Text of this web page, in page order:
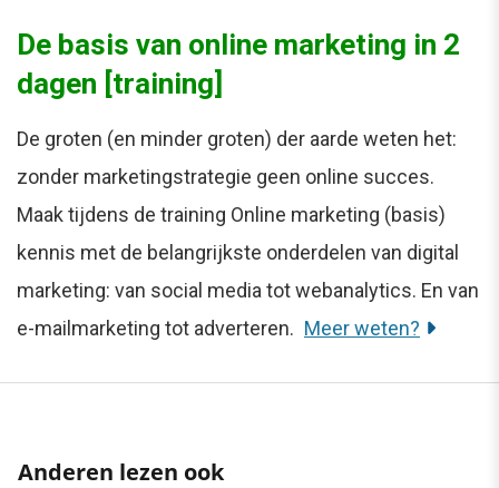
De basis van online marketing in 2
dagen [training]
De groten (en minder groten) der aarde weten het:
zonder marketingstrategie geen online succes.
Maak tijdens de training Online marketing (basis)
kennis met de belangrijkste onderdelen van digital
marketing: van social media tot webanalytics. En van
e-mailmarketing tot adverteren. Meer weten?
Anderen lezen ook